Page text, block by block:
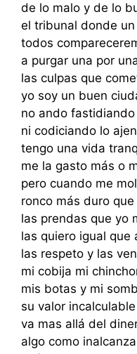
de lo malo y de lo
el tribunal donde
todos
a purgar una por
las culpas que
yo soy un buen
no ando
ni codiciando lo
tengo una vida
me la gasto más o
pero cuando me
ronco más duro
las prendas que yo
las quiero igual que
las respeto y las
mi cobija mi
mis botas y mi
su valor incalculable
va mas allá del
algo como